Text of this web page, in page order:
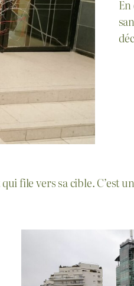
file vers sa cible. C’est